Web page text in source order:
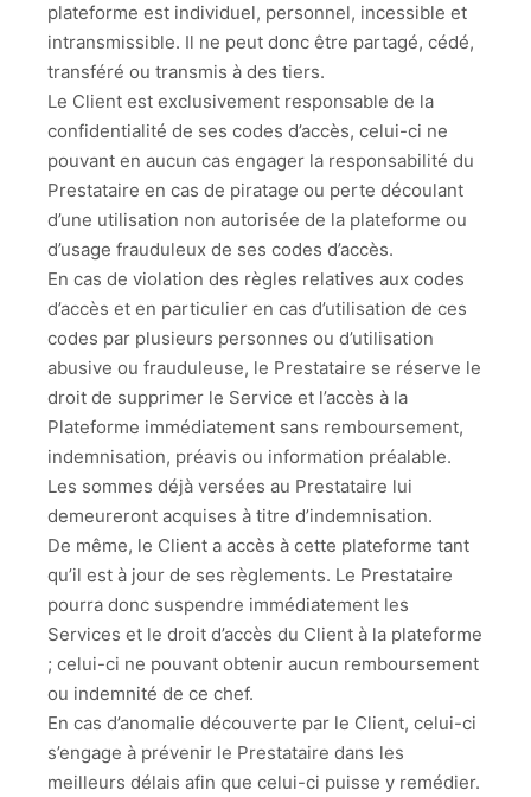
plateforme est individuel, personnel, incessible et
intransmissible. Il ne peut donc être partagé, cédé,
transféré ou transmis à des tiers.
Le Client est exclusivement responsable de la
confidentialité de ses codes d’accès, celui-ci ne
pouvant en aucun cas engager la responsabilité du
Prestataire en cas de piratage ou perte découlant
d’une utilisation non autorisée de la plateforme ou
d’usage frauduleux de ses codes d’accès.
En cas de violation des règles relatives aux codes
d’accès et en particulier en cas d’utilisation de ces
codes par plusieurs personnes ou d’utilisation
abusive ou frauduleuse, le Prestataire se réserve le
droit de supprimer le Service et l’accès à la
Plateforme immédiatement sans remboursement,
indemnisation, préavis ou information préalable.
Les sommes déjà versées au Prestataire lui
demeureront acquises à titre d’indemnisation.
De même, le Client a accès à cette plateforme tant
qu’il est à jour de ses règlements. Le Prestataire
pourra donc suspendre immédiatement les
Services et le droit d’accès du Client à la plateforme
; celui-ci ne pouvant obtenir aucun remboursement
ou indemnité de ce chef.
En cas d’anomalie découverte par le Client, celui-ci
s’engage à prévenir le Prestataire dans les
meilleurs délais afin que celui-ci puisse y remédier.